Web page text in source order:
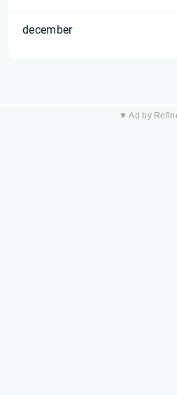
december
▼ Ad by